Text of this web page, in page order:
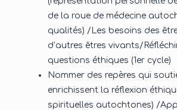
de la roue de médecine
qualités) /Les besoins des
d’autres êtres vivants/
questions éthiques (1er cycle)
Nommer des repères qui
enrichissent la réflexion
spirituelles autochtones) /